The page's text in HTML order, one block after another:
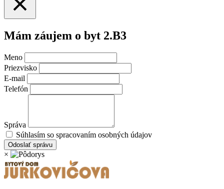
Mám záujem o byt 2.B3
Meno
Priezvisko
E-mail
Telefón
Správa
Súhlasím so spracovaním osobných údajov
Odoslať správu
×